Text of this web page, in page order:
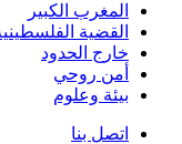
المغرب الكبير
القضية
خارج الحدود
أمن روحي
بيئة وعلوم
اتصل بنا